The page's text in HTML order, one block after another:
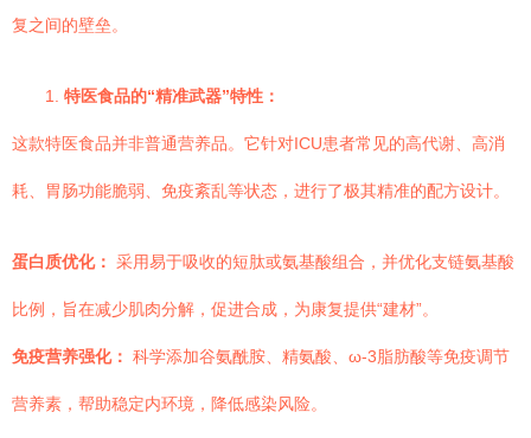
复之间的壁垒。
1. 特医食品的“精准武器”特性：
这款特医食品并非普通营养品。它针对ICU患者常见的高代谢、高消
耗、胃肠功能脆弱、免疫紊乱等状态，进行了极其精准的配方设计。
蛋白质优化： 采用易于吸收的短肽或氨基酸组合，并优化支链氨基酸
比例，旨在减少肌肉分解，促进合成，为康复提供“建材”。
免疫营养强化： 科学添加谷氨酰胺、精氨酸、ω-3脂肪酸等免疫调节
营养素，帮助稳定内环境，降低感染风险。